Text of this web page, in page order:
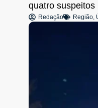
quatro
Redação Região,